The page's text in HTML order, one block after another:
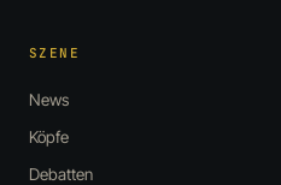
SZENE
News
Köpfe
Debatten